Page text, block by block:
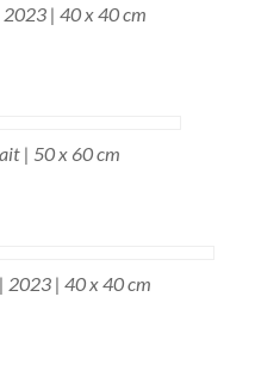
2023 | 40 x 40 cm
| 50 x 60 cm
2023 | 40 x 40 cm